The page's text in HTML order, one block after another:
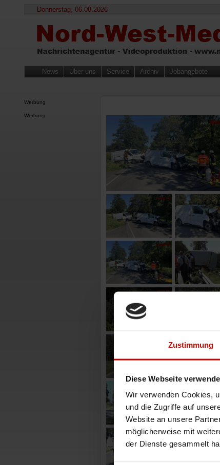
Zustimmung
Diese Webseite
Wir verwenden Cookies,
und die Zugriffe auf
Website an unsere
möglicherweise mit
der Dienste gesammelt
Donnerstag, 06.08.2026
News Über uns Service Archiv Jobangebote
Werbung
Werbung